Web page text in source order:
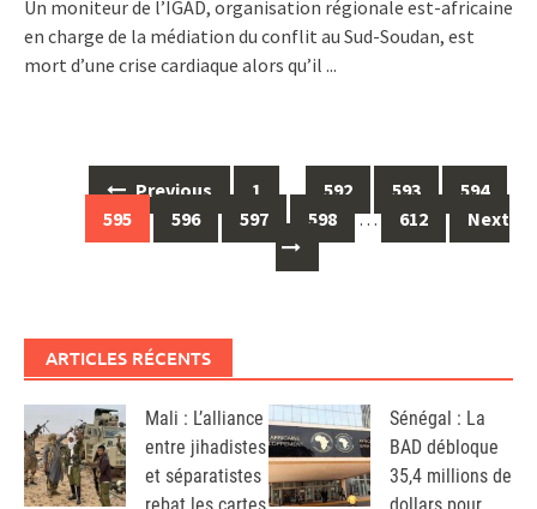
Un moniteur de l’IGAD, organisation régionale est-africaine
en charge de la médiation du conflit au Sud-Soudan, est
mort d’une crise cardiaque alors qu’il ...
navigation
Previous 1 … 592 593
594
595
596 597 598 … 612 Next
ARTICLES RÉCENTS
Mali : L’alliance
entre jihadistes
et séparatistes
Sénégal : La
BAD débloque
35,4 millions de